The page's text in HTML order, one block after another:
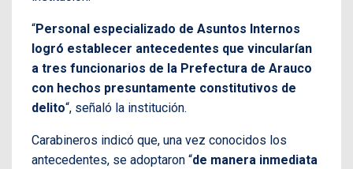
“Personal especializado de Asuntos Internos
logró establecer antecedentes que vincularían
a tres funcionarios de la Prefectura de Arauco
con hechos presuntamente constitutivos de
delito“, señaló la institución.
Carabineros indicó que, una vez conocidos los
antecedentes, se adoptaron “de manera inmediata